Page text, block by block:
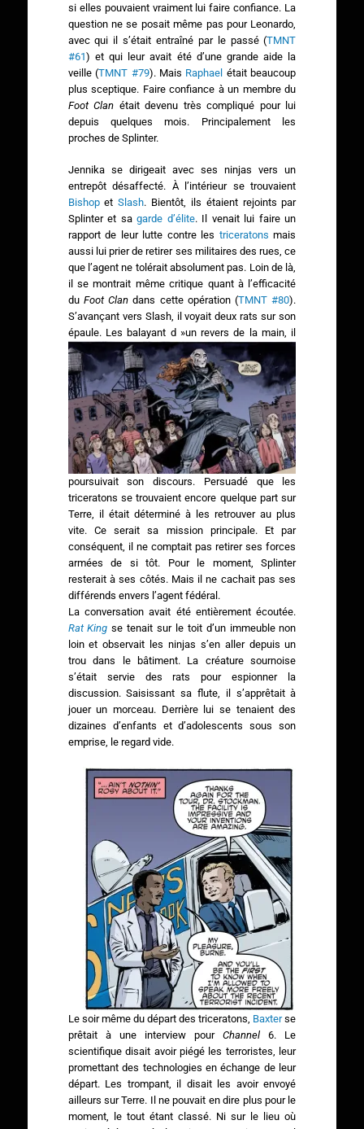
si elles pouvaient vraiment lui faire confiance. La
question ne se posait même pas pour Leonardo,
avec qui il s’était entraîné par le passé (TMNT
#61) et qui leur avait été d’une grande aide la
veille (TMNT #79). Mais Raphael était beaucoup
plus sceptique. Faire confiance à un membre du
Foot Clan était devenu très compliqué pour lui
depuis quelques mois. Principalement les
proches de Splinter.
Jennika se dirigeait avec ses ninjas vers un
entrepôt désaffecté. À l’intérieur se trouvaient
BishopetSlash. Bientôt, ils étaient rejoints par
Splinter et sagarde d’élite. Il venait lui faire un
rapport de leur lutte contre les triceratons mais
aussi lui prier de retirer ses militaires des rues, ce
que l’agent ne tolérait absolument pas. Loin de là,
il se montrait même critique quant à l’efficacité
du Foot Clandans cette opération (TMNT #80).
S’avançant vers Slash, il voyait deux rats sur son
épaule. Les balayant d »un revers de la main, il
poursuivait son discours. Persuadé que les
triceratons se trouvaient encore quelque part sur
Terre, il était déterminé à les retrouver au plus
vite. Ce serait sa mission principale. Et par
conséquent, il ne comptait pas retirer ses forces
armées de si tôt. Pour le moment, Splinter
resterait à ses côtés. Mais il ne cachait pas ses
différends envers l’agent fédéral.
La conversation avait été entièrement écoutée.
Rat King se tenait sur le toit d’un immeuble non
loin et observait les ninjas s’en aller depuis un
trou dans le bâtiment. La créature sournoise
s’était servie des rats pour espionner la
discussion. Saisissant sa flute, il s’apprêtait à
jouer un morceau. Derrière lui se tenaient des
dizaines d’enfants et d’adolescents sous son
emprise, le regard vide.
Le soir même du départ des triceratons, Baxterse
prêtait à une interview pourChannel 6. Le
scientifique disait avoir piégé les terroristes, leur
promettant des technologies en échange de leur
départ. Les trompant, il disait les avoir envoyé
ailleurs sur Terre. Il ne pouvait en dire plus pour le
moment, le tout étant classé. Ni sur le lieu où